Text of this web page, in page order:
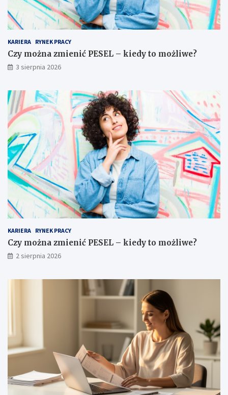
KARIERA RYNEK PRACY
Czy można zmienić PESEL – kiedy to możliwe?
3 sierpnia 2026
KARIERA RYNEK PRACY
Czy można zmienić PESEL – kiedy to możliwe?
2 sierpnia 2026